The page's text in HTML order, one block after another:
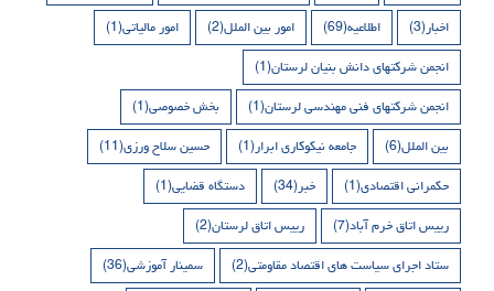
اخبار(3) اطلاعیه(69) امور بین الملل(2) امور مالیاتی(1)
انجمن شرکتهای دانش بنیان لرستان(1)
انجمن شرکتهای فنی مهندسی لرستان(1) بخش خصوصی(1)
بین الملل(6) جامعه نیکوکاری ابرار(1) حسین سلاح ورزی(11)
حکمرانی اقتصادی(1) خبر(34) دستگاه قضایی(1)
رییس اتاق خرم آباد(7) رییس اتاق لرستان(2)
ستاد اجرای سیاست های اقتصاد مقاومتی(2) سمینار آموزشی(36)